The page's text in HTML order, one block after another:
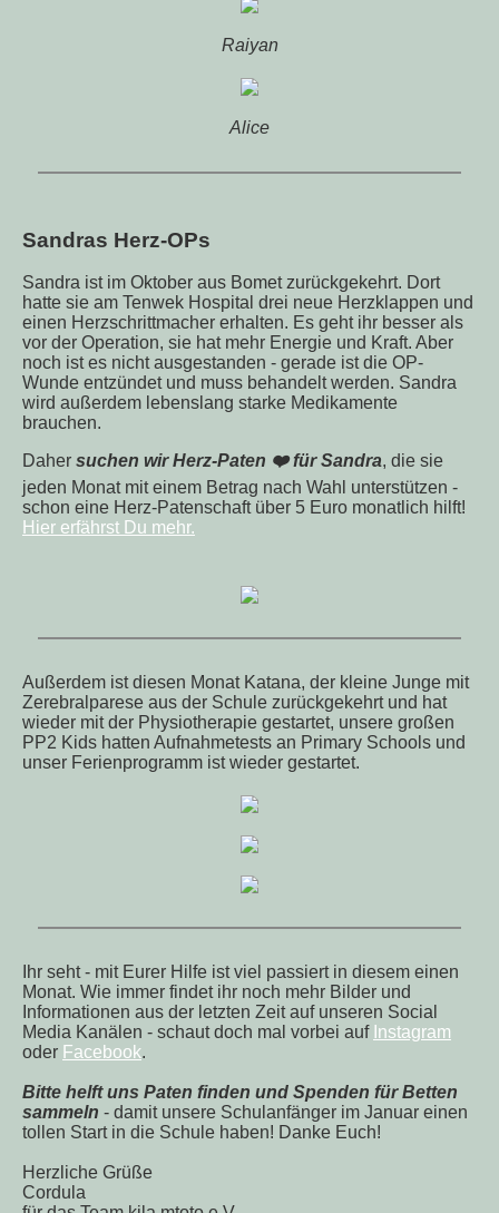
Raiyan
Alice
Sandras Herz-OPs
Sandra ist im Oktober aus Bomet zurückgekehrt. Dort
hatte sie am Tenwek Hospital drei neue Herzklappen und
einen Herzschrittmacher erhalten. Es geht ihr besser als
vor der Operation, sie hat mehr Energie und Kraft. Aber
noch ist es nicht ausgestanden - gerade ist die OP-
Wunde entzündet und muss behandelt werden. Sandra
wird außerdem lebenslang starke Medikamente
brauchen.
Daher suchen wir Herz-Paten ❤️ für Sandra, die sie
jeden Monat mit einem Betrag nach Wahl unterstützen -
schon eine Herz-Patenschaft über 5 Euro monatlich hilft!
Hier erfährst Du mehr.
Außerdem ist diesen Monat Katana, der kleine Junge mit
Zerebralparese aus der Schule zurückgekehrt und hat
wieder mit der Physiotherapie gestartet, unsere großen
PP2 Kids hatten Aufnahmetests an Primary Schools und
unser Ferienprogramm ist wieder gestartet.
Ihr seht - mit Eurer Hilfe ist viel passiert in diesem einen
Monat. Wie immer findet ihr noch mehr Bilder und
Informationen aus der letzten Zeit auf unseren Social
Media Kanälen - schaut doch mal vorbei auf Instagram
oder Facebook.
Bitte helft uns Paten finden und Spenden für Betten
sammeln - damit unsere Schulanfänger im Januar einen
tollen Start in die Schule haben! Danke Euch!
Herzliche Grüße
Cordula